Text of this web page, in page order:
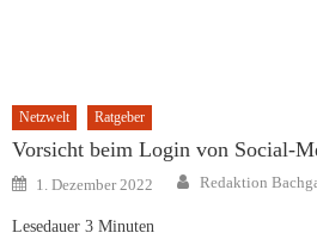
Netzwelt Ratgeber
Vorsicht beim Login von Social-
Posted
on
1. Dezember 2022 Author
Redaktion
Lesedauer 3 Minuten